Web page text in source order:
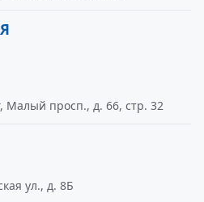
Малый просп., д. 66, стр. 32
ул., д. 8Б